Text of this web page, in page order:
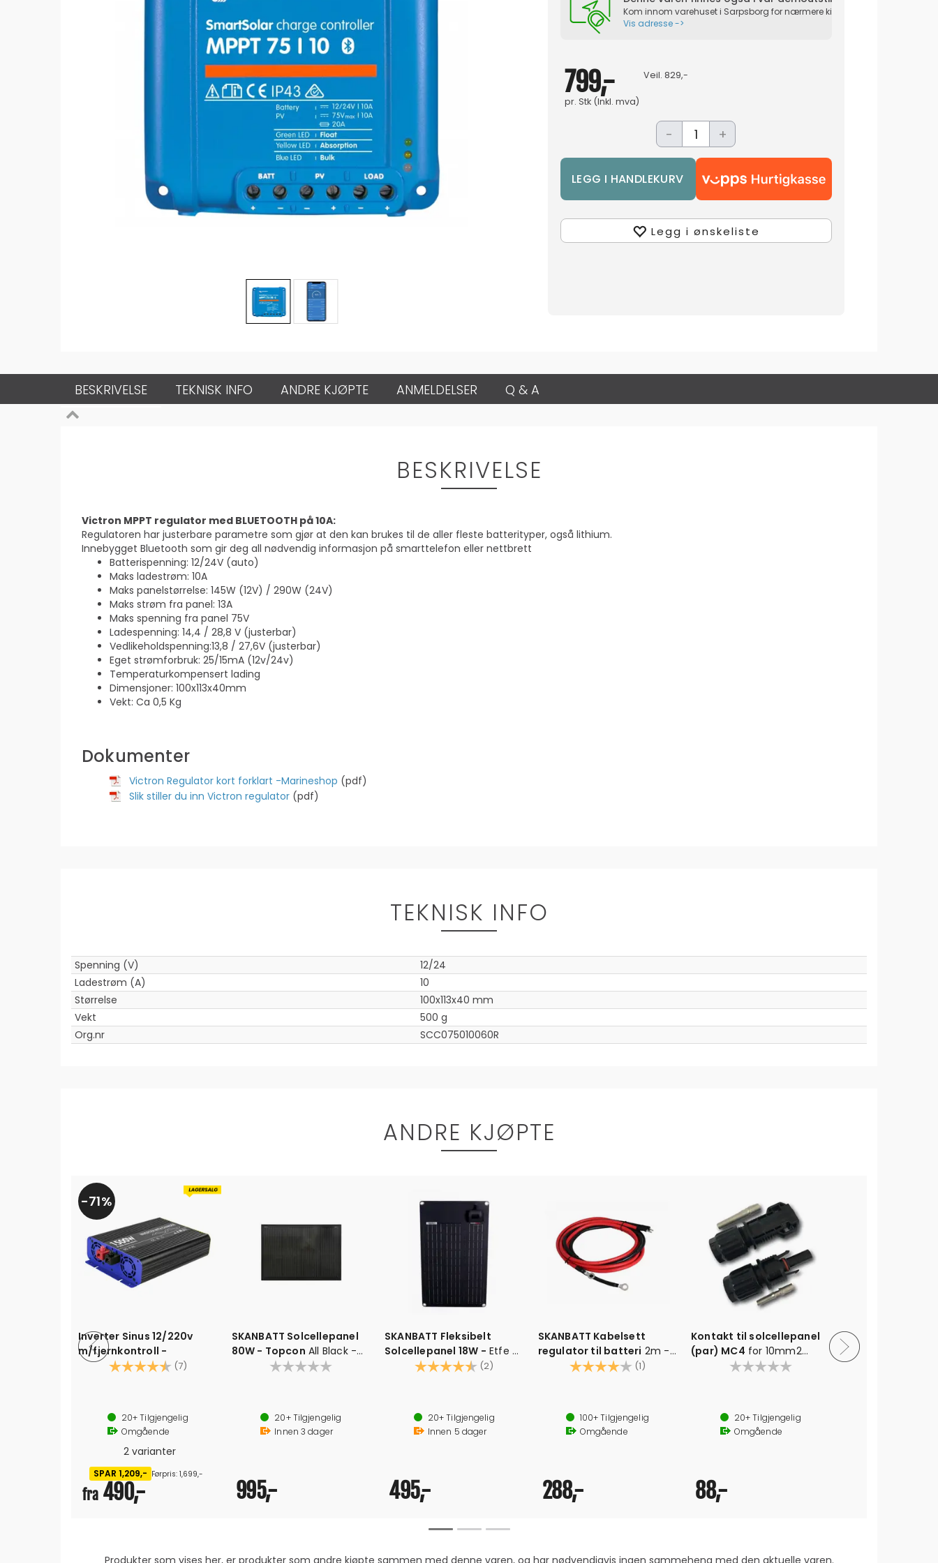
Kom innom varehuset i Sarpsborg for nærmere kikk på produktet live.
Vis adresse ->
799,-
pr. Stk(Inkl. mva)
Veil. 829,-
- +
Legg i ønskeliste
BESKRIVELSE TEKNISK INFO ANDRE KJØPTE ANMELDELSER Q & A
BESKRIVELSE
Victron MPPT regulator med BLUETOOTH på 10A:
Regulatoren har justerbare parametre som gjør at den kan brukes til de aller fleste batterityper, også lithium.
Innebygget Bluetooth som gir deg all nødvendig informasjon på smarttelefon eller nettbrett
Batterispenning: 12/24V (auto)
Maks ladestrøm: 10A
Maks panelstørrelse: 145W (12V) / 290W (24V)
Maks strøm fra panel: 13A
Maks spenning fra panel 75V
Ladespenning: 14,4 / 28,8 V (justerbar)
Vedlikeholdspenning:13,8 / 27,6V (justerbar)
Eget strømforbruk: 25/15mA (12v/24v)
Temperaturkompensert lading
Dimensjoner: 100x113x40mm
Vekt: Ca 0,5 Kg
Dokumenter
Victron Regulator kort forklart -Marineshop (pdf)
Slik stiller du inn Victron regulator (pdf)
TEKNISK INFO
Spenning (V)
12/24
Ladestrøm (A)
10
Størrelse
100x113x40 mm
Vekt
500 g
Org.nr
SCC075010060R
ANDRE KJØPTE
71%
Inverter Sinus 12/220v
m/fjernkontroll -
Karakter:
(7)
Modeller fra 300W til 2000W
LED indikator
USB utgang
Automatisk vifte
Lavt batterinivå
Reversert polaritet
20+Tilgjengelig
Omgående
2 varianter
fra 490,-
SPAR 1,209,- Førpris: 1,699,-
SKANBATT Solcellepanel
80W - Topcon All Black -
765x570x30mm
20+Tilgjengelig
Innen3 dager
995,-
SKANBATT Fleksibelt
Solcellepanel 18W - Etfe -
465x285x3mm
Karakter: (2)
20+Tilgjengelig
Innen 5 dager
495,-
SKANBATT Kabelsett
regulator til batteri 2m -
2x6mm2 - m/ 8mm øyer
Karakter: (1)
100+Tilgjengelig
Omgående
288,-
Kontakt til solcellepanel
(par) MC4 for 10mm2
20+Tilgjengelig
Omgående
88,-
Produkter som vises her, er produkter som andre kjøpte sammen med denne varen, og har nødvendigvis ingen sammeheng med den aktuelle varen.